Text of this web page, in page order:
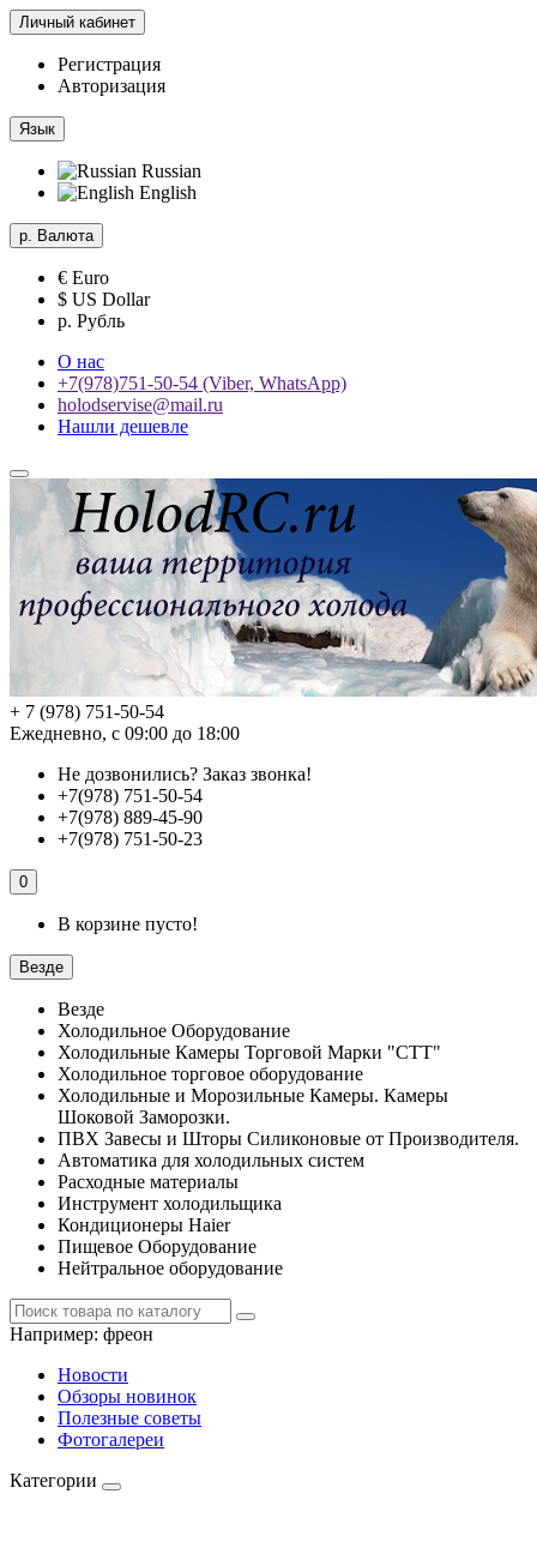
Личный кабинет
Регистрация
Авторизация
Язык
Russian
English
р. Валюта
€ Euro
$ US Dollar
р. Рубль
О нас
+7(978)751-50-54 (Viber, WhatsApp)
holodservise@mail.ru
Нашли дешевле
+ 7 (978) 751-50-54
Ежедневно, с 09:00 до 18:00
Не дозвонились? Заказ звонка!
+7(978) 751-50-54
+7(978) 889-45-90
+7(978) 751-50-23
0
В корзине пусто!
Везде
Везде
Холодильное Оборудование
Холодильные Камеры Торговой Марки "СТТ"
Холодильное торговое оборудование
Холодильные и Морозильные Камеры. Камеры
Шоковой Заморозки.
ПВХ Завесы и Шторы Силиконовые от Производителя.
Автоматика для холодильных систем
Расходные материалы
Инструмент холодильщика
Кондиционеры Haier
Пищевое Оборудование
Нейтральное оборудование
Например: фреон
Новости
Обзоры новинок
Полезные советы
Фотогалереи
Категории